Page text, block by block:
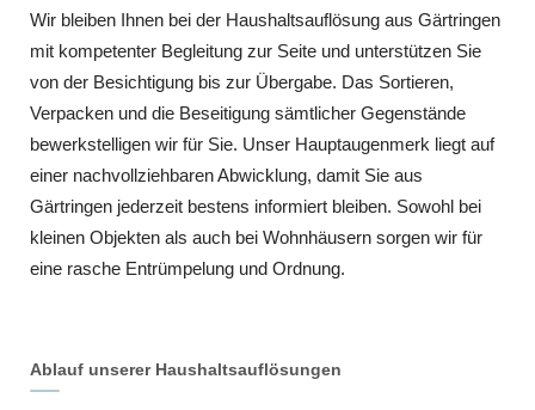
Wir bleiben Ihnen bei der Haushaltsauflösung aus Gärtringen
mit kompetenter Begleitung zur Seite und unterstützen Sie
von der Besichtigung bis zur Übergabe. Das Sortieren,
Verpacken und die Beseitigung sämtlicher Gegenstände
bewerkstelligen wir für Sie. Unser Hauptaugenmerk liegt auf
einer nachvollziehbaren Abwicklung, damit Sie aus
Gärtringen jederzeit bestens informiert bleiben. Sowohl bei
kleinen Objekten als auch bei Wohnhäusern sorgen wir für
eine rasche Entrümpelung und Ordnung.
Ablauf unserer Haushaltsauflösungen